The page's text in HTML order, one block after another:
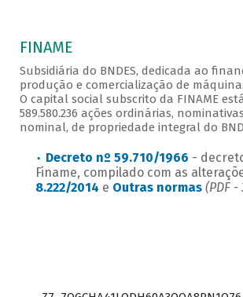
FINAME
Subsidiária do BNDES, dedicada ao
produção e comercialização de
O capital social subscrito da FINAME
589.580.236 ações ordinárias,
nominal, de propriedade integral do
Decreto nº 59.710/1966 -
Finame, compilado com as
8.222/2014 e Outras normas (PDF -